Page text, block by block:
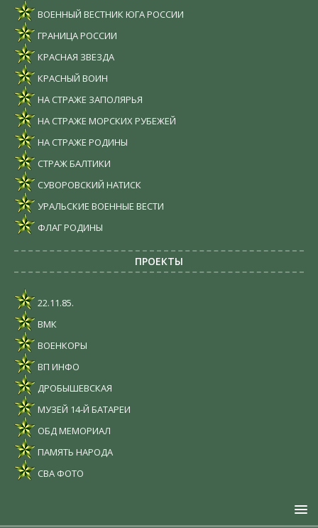
ВОЕННЫЙ ВЕСТНИК ЮГА РОССИИ
ГРАНИЦА РОССИИ
КРАСНАЯ ЗВЕЗДА
КРАСНЫЙ ВОИН
НА СТРАЖЕ ЗАПОЛЯРЬЯ
НА СТРАЖЕ МОРСКИХ РУБЕЖЕЙ
НА СТРАЖЕ РОДИНЫ
СТРАЖ БАЛТИКИ
СУВОРОВСКИЙ НАТИСК
УРАЛЬСКИЕ ВОЕННЫЕ ВЕСТИ
ФЛАГ РОДИНЫ
ПРОЕКТЫ
22.11.85.
ВМК
ВОЕНКОРЫ
ВП ИНФО
ДРОБЫШЕВСКАЯ
МУЗЕЙ 14-Й БАТАРЕИ
ОБД МЕМОРИАЛ
ПАМЯТЬ НАРОДА
СВА ФОТО